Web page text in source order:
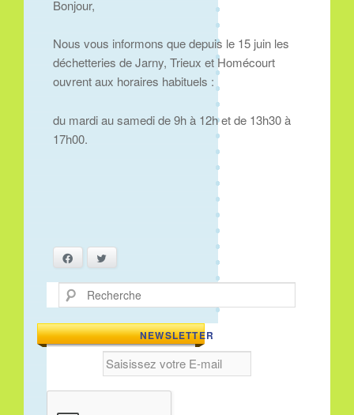
Bonjour,
Nous vous informons que depuis le 15 juin les
déchetteries de Jarny, Trieux et Homécourt
ouvrent aux horaires habituels :
du mardi au samedi de 9h à 12h et de 13h30 à
17h00.
Facebook
Recherche
NEWSLETTER